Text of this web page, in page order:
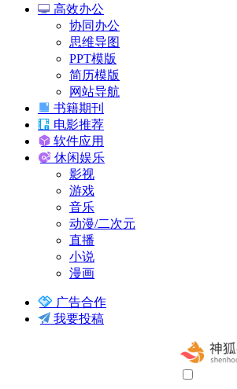
高效办公
协同办公
思维导图
PPT模版
简历模版
网站导航
书籍期刊
电影推荐
软件应用
休闲娱乐
影视
游戏
音乐
动漫/二次元
直播
小说
漫画
广告合作
我要投稿